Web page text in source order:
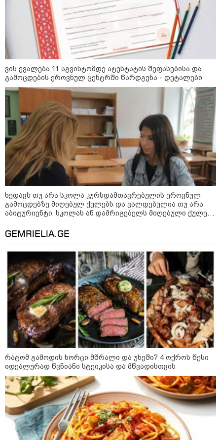
09:00 / 07-08-2026
18 წელი აგვისტოს ომიდან - ტრაგიკული
მოვლენების ქრონოლოგია, რომელიც
შესაძლოა, აღარ გვახსოვს
11:36 / 08-08-2026
წელიწადნახევარში
საქართველოში 164 ადამიანი
22:28 / 07-08-2026
სად იზღუდება მოძრაობა -
თბილისის მერია ინფორმაციას
ავრცელებს
21:30 / 07-08-2026
თბილისში, ლოზუნგით
„გვახსოვს გმირები, გვახსოვს
მტერი” მსვლელობა
მიმდინარეობს
20:58 / 07-08-2026
"იპოვონ ერთი გოგონა, ვისაც
გიგა სექსუალურად ავიწროებდა
ვის ევალება 11 აგვისტომდე ატესტატის შეფასებისა და
გამოცდების ეროვნულ ცენტრში წარდგენა - დეტალები
ხედავს თუ არა სკოლა კურსდამთავრებულის ეროვნულ
გამოცდებზე მიღებულ ქულებს და ვალდებულია თუ არა
აბიტურიენტი, სკოლას ან დამრიგებელს მიღებული ქულები
GEMRIELIA.GE
რატომ გამოდის ხორცი მშრალი და უხეში? 4 ოქროს წესი
იდეალურად წვნიანი სტეიკისა და მწვადისთვის